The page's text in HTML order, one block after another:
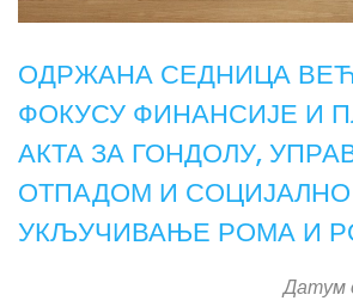
ОДРЖАНА СЕДНИЦА
ФОКУСУ ФИНАНСИЈЕ И
АКТА ЗА ГОНДОЛУ,
ОТПАДОМ И СОЦИЈАЛНО
УКЉУЧИВАЊЕ РОМА И
Датум